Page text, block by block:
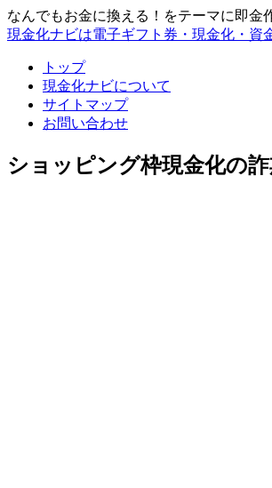
なんでもお金に換える！をテーマに即金
現金化ナビは電子ギフト券・現金化・資
トップ
現金化ナビについて
サイトマップ
お問い合わせ
ショッピング枠現金化の